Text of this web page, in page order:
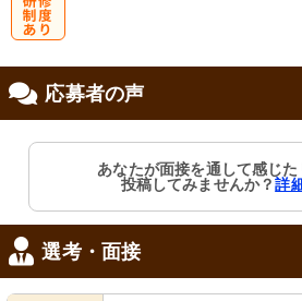
応募者の声
あなたが面接を通して感じ
投稿してみませんか？詳
選考・面接